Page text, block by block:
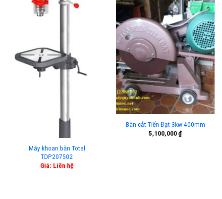
Máy khoan bàn Total
TDP207502
Giá: Liên hệ
Bàn cắt Tiến Đạt 3kw 400mm
5,100,000₫